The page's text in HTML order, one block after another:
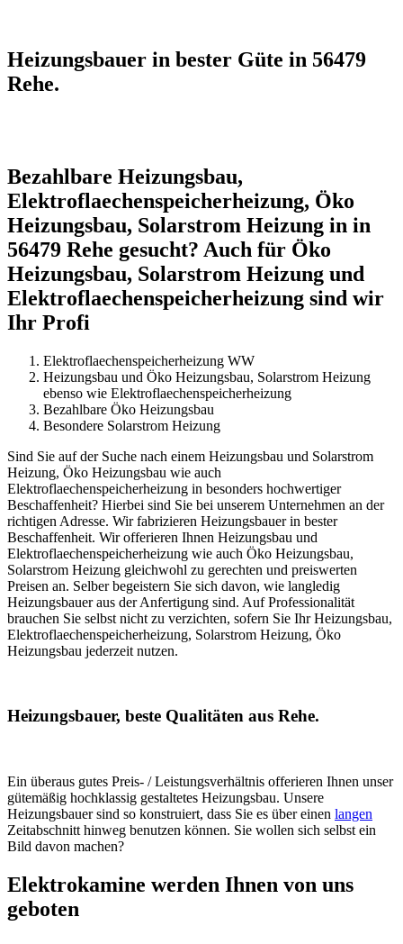
Heizungsbauer in bester Güte in 56479
Rehe.
Bezahlbare Heizungsbau,
Elektroflaechenspeicherheizung, Öko
Heizungsbau, Solarstrom Heizung in in
56479 Rehe gesucht? Auch für Öko
Heizungsbau, Solarstrom Heizung und
Elektroflaechenspeicherheizung sind wir
Ihr Profi
Elektroflaechenspeicherheizung WW
Heizungsbau und Öko Heizungsbau, Solarstrom Heizung
ebenso wie Elektroflaechenspeicherheizung
Bezahlbare Öko Heizungsbau
Besondere Solarstrom Heizung
Sind Sie auf der Suche nach einem Heizungsbau und Solarstrom
Heizung, Öko Heizungsbau wie auch
Elektroflaechenspeicherheizung in besonders hochwertiger
Beschaffenheit? Hierbei sind Sie bei unserem Unternehmen an der
richtigen Adresse. Wir fabrizieren Heizungsbauer in bester
Beschaffenheit. Wir offerieren Ihnen Heizungsbau und
Elektroflaechenspeicherheizung wie auch Öko Heizungsbau,
Solarstrom Heizung gleichwohl zu gerechten und preiswerten
Preisen an. Selber begeistern Sie sich davon, wie langledig
Heizungsbauer aus der Anfertigung sind. Auf Professionalität
brauchen Sie selbst nicht zu verzichten, sofern Sie Ihr Heizungsbau,
Elektroflaechenspeicherheizung, Solarstrom Heizung, Öko
Heizungsbau jederzeit nutzen.
Heizungsbauer, beste Qualitäten aus Rehe.
Ein überaus gutes Preis- / Leistungsverhältnis offerieren Ihnen unser
gütemäßig hochklassig gestaltetes Heizungsbau. Unsere
Heizungsbauer sind so konstruiert, dass Sie es über einen langen
Zeitabschnitt hinweg benutzen können. Sie wollen sich selbst ein
Bild davon machen?
Elektrokamine werden Ihnen von uns
geboten